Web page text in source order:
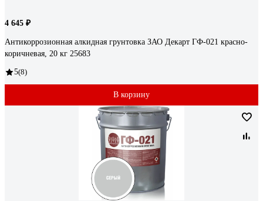
4 645 ₽
Антикоррозионная алкидная грунтовка ЗАО Декарт ГФ-021 красно-
коричневая, 20 кг 25683
5(8)
В корзину